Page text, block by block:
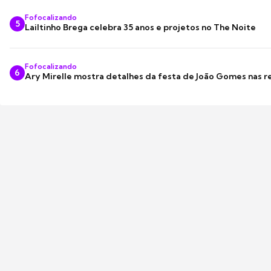
5
Fofocalizando
Lailtinho Brega celebra 35 anos e projetos no The Noite
6
Fofocalizando
Ary Mirelle mostra detalhes da festa de João Gomes nas